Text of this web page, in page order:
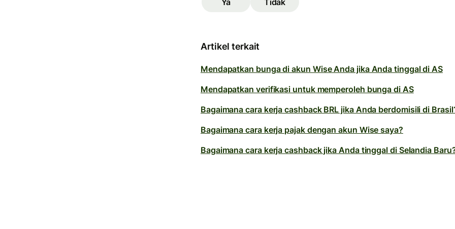
Ya Tidak
Artikel terkait
Mendapatkan bunga di akun Wise Anda jika Anda tinggal di AS
Mendapatkan verifikasi untuk memperoleh bunga di AS
Bagaimana cara kerja cashback BRL jika Anda berdomisili di
Bagaimana cara kerja pajak dengan akun Wise saya?
Bagaimana cara kerja cashback jika Anda tinggal di Selandia